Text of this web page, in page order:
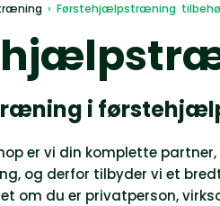
› Førstehjælpstræning
i
er vi din komplette
og derfor tilbyder vi et
om du er privatperson,